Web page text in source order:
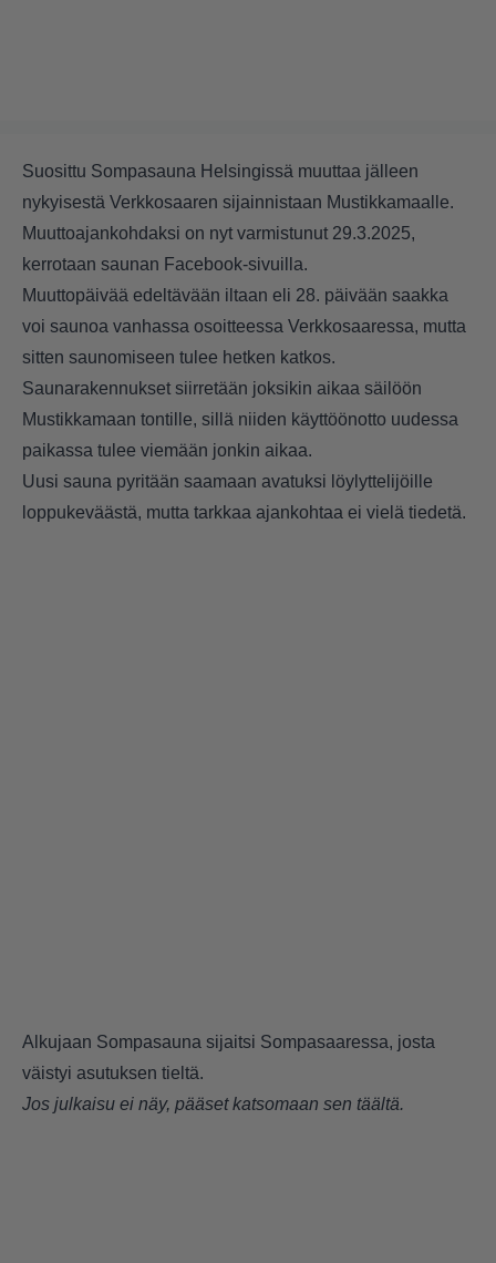
Suosittu Sompasauna Helsingissä muuttaa jälleen
nykyisestä Verkkosaaren sijainnistaan Mustikkamaalle.
Muuttoajankohdaksi on nyt varmistunut 29.3.2025,
kerrotaan saunan Facebook-sivuilla.
Muuttopäivää edeltävään iltaan eli 28. päivään saakka
voi saunoa vanhassa osoitteessa Verkkosaaressa, mutta
sitten saunomiseen tulee hetken katkos.
Saunarakennukset siirretään joksikin aikaa säilöön
Mustikkamaan tontille, sillä niiden käyttöönotto uudessa
paikassa tulee viemään jonkin aikaa.
Uusi sauna pyritään saamaan avatuksi löylyttelijöille
loppukeväästä, mutta tarkkaa ajankohtaa ei vielä tiedetä.
Alkujaan Sompasauna sijaitsi Sompasaaressa, josta
väistyi asutuksen tieltä.
Jos julkaisu ei näy, pääset katsomaan sen täältä.